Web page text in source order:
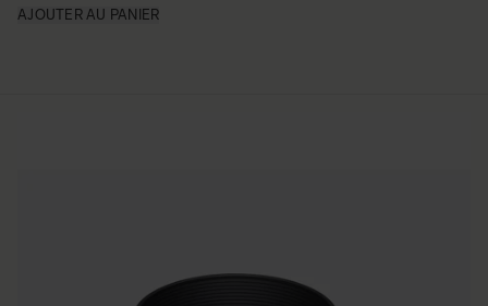
AJOUTER AU PANIER